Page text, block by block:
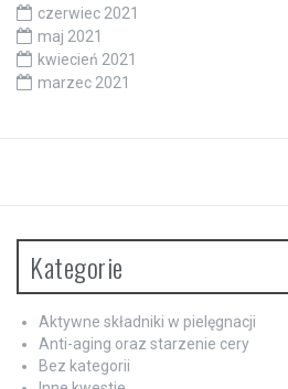
czerwiec 2021
maj 2021
kwiecień 2021
marzec 2021
Kategorie
Aktywne składniki w pielęgnacji
Anti-aging oraz starzenie cery
Bez kategorii